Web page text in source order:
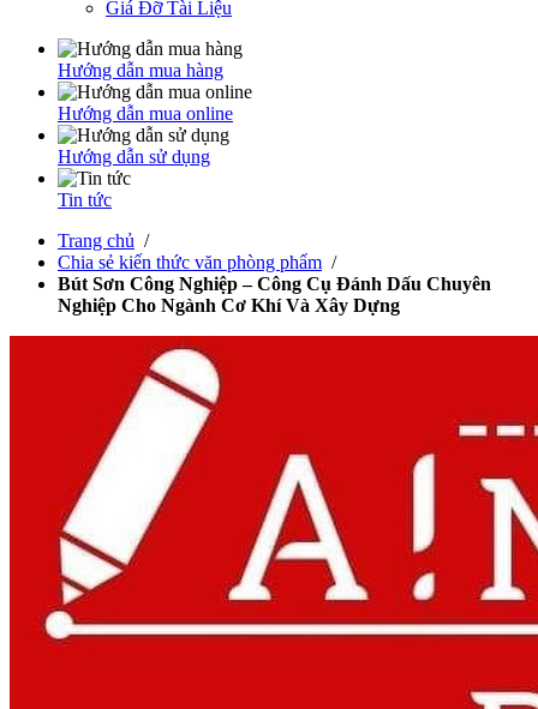
Giá Đỡ Tài Liệu
Hướng dẫn mua hàng
Hướng dẫn mua online
Hướng dẫn sử dụng
Tin tức
Trang chủ /
Chia sẻ kiến thức văn phòng phẩm /
Bút Sơn Công Nghiệp – Công Cụ Đánh Dấu Chuyên
Nghiệp Cho Ngành Cơ Khí Và Xây Dựng